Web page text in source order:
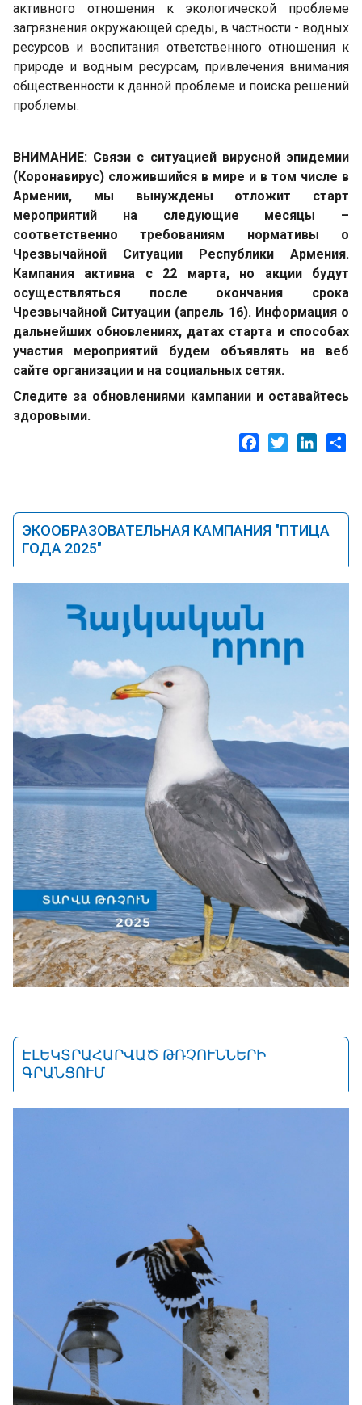
активного отношения к экологической проблеме
загрязнения окружающей среды, в частности - водных
ресурсов и воспитания ответственного отношения к
природе и водным ресурсам, привлечения внимания
общественности к данной проблеме и поиска решений
проблемы.
ВНИМАНИЕ: Связи с ситуацией вирусной эпидемии
(Коронавирус) сложившийся в мире и в том числе в
Армении, мы вынуждены отложит старт
мероприятий на следующие месяцы –
соответственно требованиям нормативы о
Чрезвычайной Ситуации Республики Армения.
Кампания активна с 22 марта, но акции будут
осуществляться после окончания срока
Чрезвычайной Ситуации (апрель 16). Информация о
дальнейших обновлениях, датах старта и способах
участия мероприятий будем объявлять на веб
сайте организации и на социальных сетях.
Следите за обновлениями кампании и оставайтесь
здоровыми.
Facebook
Twitter
ЭКООБРАЗОВАТЕЛЬНАЯ КАМПАНИЯ "ПТИЦА
ГОДА 2025"
ԷԼԵԿՏՐԱՀԱՐՎԱԾ ԹՌՉՈՒՆՆԵՐԻ
ԳՐԱՆՑՈՒՄ